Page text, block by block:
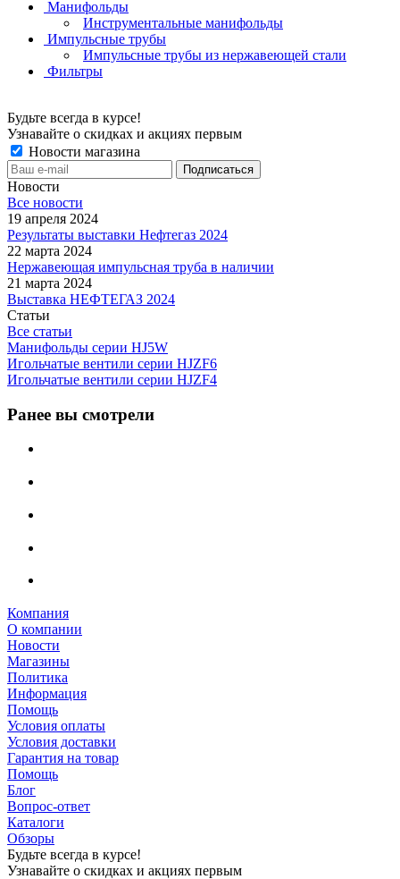
Манифольды
Инструментальные манифольды
Импульсные трубы
Импульсные трубы из нержавеющей стали
Фильтры
Будьте всегда в курсе!
Узнавайте о скидках и акциях первым
Новости магазина
Новости
Все новости
19 апреля 2024
Результаты выставки Нефтегаз 2024
22 марта 2024
Нержавеющая импульсная труба в наличии
21 марта 2024
Выставка НЕФТЕГАЗ 2024
Статьи
Все статьи
Манифольды серии HJ5W
Игольчатые вентили серии HJZF6
Игольчатые вентили серии HJZF4
Ранее вы смотрели
Компания
О компании
Новости
Магазины
Политика
Информация
Помощь
Условия оплаты
Условия доставки
Гарантия на товар
Помощь
Блог
Вопрос-ответ
Каталоги
Обзоры
Будьте всегда в курсе!
Узнавайте о скидках и акциях первым